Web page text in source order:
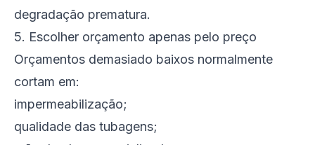
degradação prematura.
5. Escolher orçamento apenas pelo preço
Orçamentos demasiado baixos normalmente
cortam em:
impermeabilização;
qualidade das tubagens;